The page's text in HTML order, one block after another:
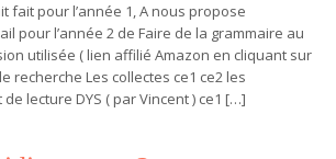
fait pour l’année 1, A nous propose
pour l’année 2 de Faire de la grammaire au
utilisée ( lien affilié Amazon en cliquant sur
recherche Les collectes ce1 ce2 les
lecture DYS ( par Vincent ) ce1 […]